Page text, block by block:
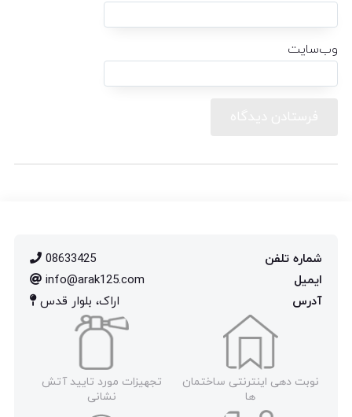
وب‌سایت
شماره تلفن
08633425
ایمیل
info@arak125.com
آدرس
اراک، بلوار قدس
نوبت دهی اینترنتی ساختمان
ها
تجهیزات مورد تایید آتش
نشانی